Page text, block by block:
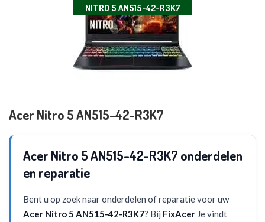
NITRO 5 AN515-42-R3K7
Acer Nitro 5 AN515-42-R3K7
Acer Nitro 5 AN515-42-R3K7 onderdelen
en reparatie
Bent u op zoek naar onderdelen of reparatie voor uw
Acer Nitro 5 AN515-42-R3K7? Bij FixAcer Je vindt